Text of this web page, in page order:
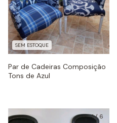
SEM ESTOQUE
Par de Cadeiras Composição
Tons de Azul
1/6